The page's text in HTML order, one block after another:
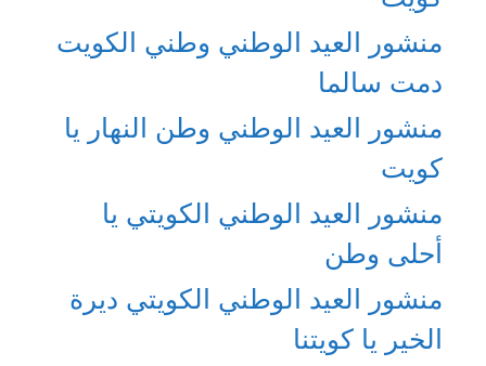
منشور العيد الوطني وطني الكويت
دمت سالما
منشور العيد الوطني وطن النهار يا
كويت
منشور العيد الوطني الكويتي يا
أحلى وطن
منشور العيد الوطني الكويتي ديرة
الخير يا كويتنا